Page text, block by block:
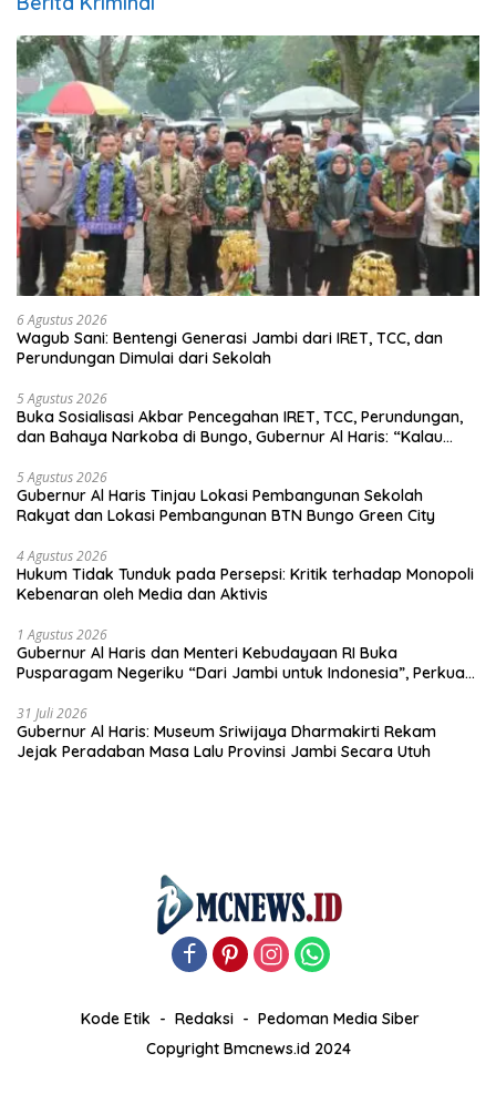
6 Agustus 2026
Wagub Sani: Bentengi Generasi Jambi dari IRET, TCC, dan
Perundungan Dimulai dari Sekolah
5 Agustus 2026
Buka Sosialisasi Akbar Pencegahan IRET, TCC, Perundungan,
dan Bahaya Narkoba di Bungo, Gubernur Al Haris: “Kalau
tangan”
5 Agustus 2026
Gubernur Al Haris Tinjau Lokasi Pembangunan Sekolah
Rakyat dan Lokasi Pembangunan BTN Bungo Green City
4 Agustus 2026
Hukum Tidak Tunduk pada Persepsi: Kritik terhadap Monopoli
Kebenaran oleh Media dan Aktivis
1 Agustus 2026
Gubernur Al Haris dan Menteri Kebudayaan RI Buka
Pusparagam Negeriku “Dari Jambi untuk Indonesia”, Perkuat
31 Juli 2026
Gubernur Al Haris: Museum Sriwijaya Dharmakirti Rekam
Jejak Peradaban Masa Lalu Provinsi Jambi Secara Utuh
Kode Etik Redaksi
Pedoman Media Siber
Copyright Bmcnews.id 2024